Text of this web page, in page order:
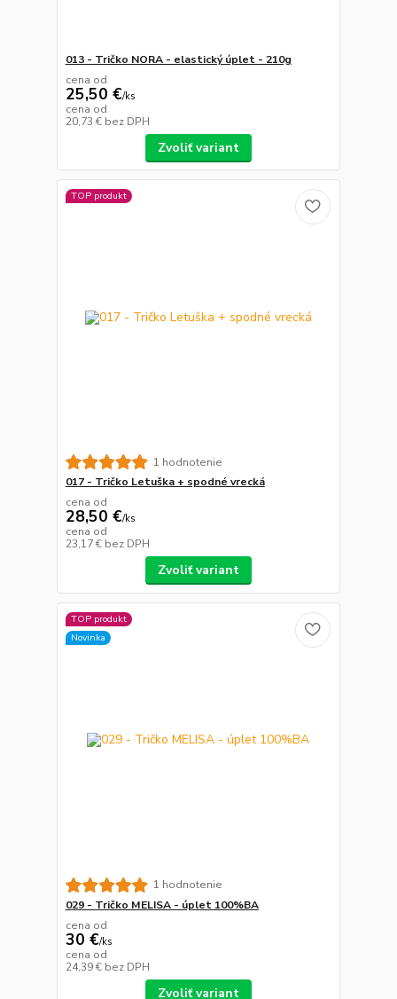
013 - Tričko NORA - elastický úplet - 210g
cena od
25,50 €/ks
cena od
20,73 € bez DPH
Zvoliť variant
TOP produkt
1 hodnotenie
017 - Tričko Letuška + spodné vrecká
cena od
28,50 €/ks
cena od
23,17 € bez DPH
Zvoliť variant
TOP produkt
Novinka
1 hodnotenie
029 - Tričko MELISA - úplet 100%BA
cena od
30 €/ks
cena od
24,39 € bez DPH
Zvoliť variant